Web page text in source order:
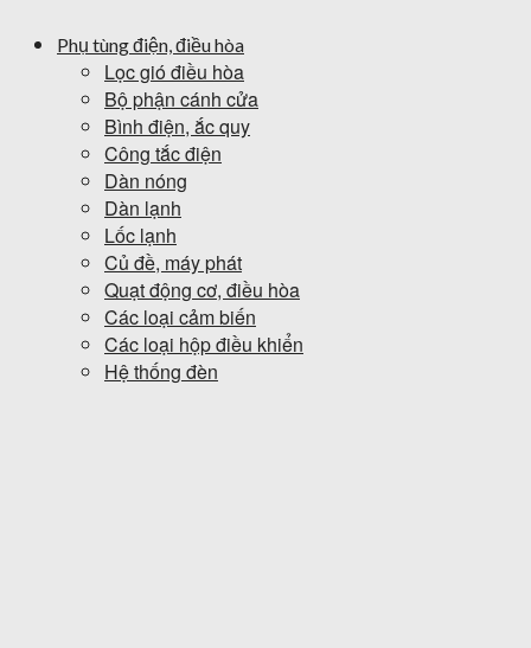
Phụ tùng điện, điều hòa
Lọc gió điều hòa
Bộ phận cánh cửa
Bình điện, ắc quy
Công tắc điện
Dàn nóng
Dàn lạnh
Lốc lạnh
Củ đề, máy phát
Quạt động cơ, điều hòa
Các loại cảm biến
Các loại hộp điều khiển
Hệ thống đèn